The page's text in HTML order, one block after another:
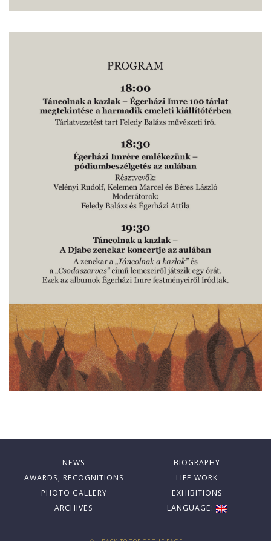
NEWS
BIOGRAPHY
AWARDS, RECOGNITIONS
LIFE WORK
PHOTO GALLERY
EXHIBITIONS
ARCHIVES
LANGUAGE: